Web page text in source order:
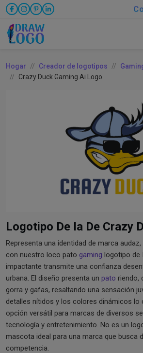
Hogar Creador de logotipos
Crazy Duck Gaming Ai Logo
Logotipo De Ia De Crazy
Representa una identidad de marca
con nuestro loco pato gaming logotipo de
impactante transmite una confianza
urbana. El diseño presenta un pato riendo,
gorra y gafas, resaltando una sensación
detalles nítidos y los colores dinámicos lo
opción versátil para marcas de diversos
tecnología y entretenimiento. No es un
mascota ideal para una marca que busca
competencia.